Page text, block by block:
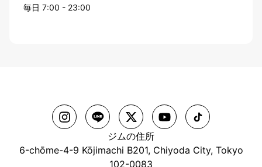
毎日 7:00 - 23:00
ジムの住所
6-chōme-4-9 Kōjimachi B201, Chiyoda City, Tokyo
102-0083